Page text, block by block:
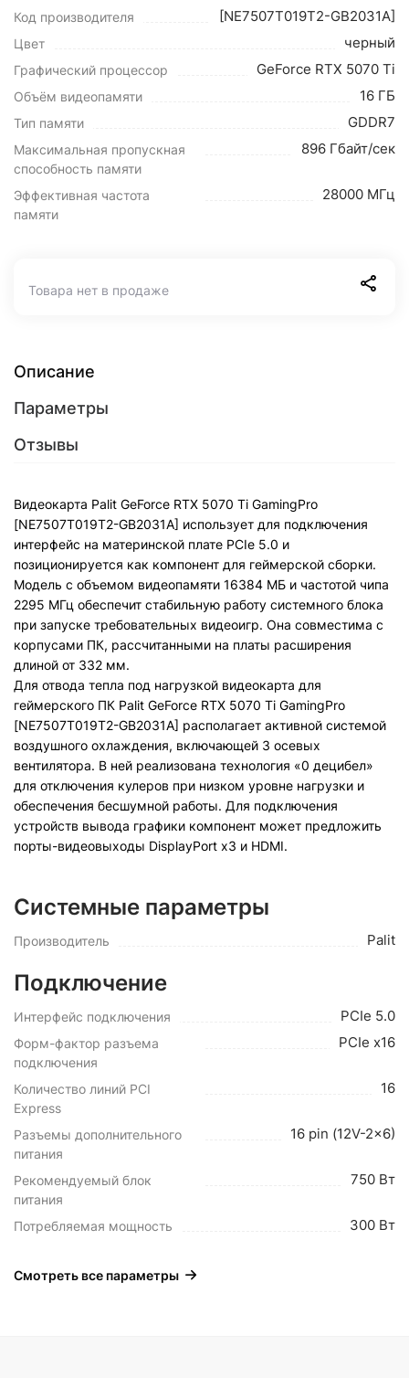
Код производителя [NE7507T019T2-GB2031A]
Цвет черный
Графический процессор GeForce RTX 5070 Ti
Объём видеопамяти 16 ГБ
Тип памяти GDDR7
Максимальная пропускная
способность памяти
896 Гбайт/сек
Эффективная частота
памяти
28000 МГц
Товара нет в продаже
Описание
Параметры
Отзывы
Видеокарта Palit GeForce RTX 5070 Ti GamingPro
[NE7507T019T2-GB2031A] использует для подключения
интерфейс на материнской плате PCIe 5.0 и
позиционируется как компонент для геймерской сборки.
Модель с объемом видеопамяти 16384 МБ и частотой чипа
2295 МГц обеспечит стабильную работу системного блока
при запуске требовательных видеоигр. Она совместима с
корпусами ПК, рассчитанными на платы расширения
длиной от 332 мм.
Для отвода тепла под нагрузкой видеокарта для
геймерского ПК Palit GeForce RTX 5070 Ti GamingPro
[NE7507T019T2-GB2031A] располагает активной системой
воздушного охлаждения, включающей 3 осевых
вентилятора. В ней реализована технология «0 децибел»
для отключения кулеров при низком уровне нагрузки и
обеспечения бесшумной работы. Для подключения
устройств вывода графики компонент может предложить
порты-видеовыходы DisplayPort x3 и HDMI.
Системные параметры
Производитель Palit
Подключение
Интерфейс подключения PCIe 5.0
Форм-фактор разъема
подключения
PCIe x16
Количество линий PCI
Express
16
Разъемы дополнительного
питания
16 pin (12V-2x6)
Рекомендуемый блок
питания
750 Вт
Потребляемая мощность 300 Вт
Смотреть все параметры